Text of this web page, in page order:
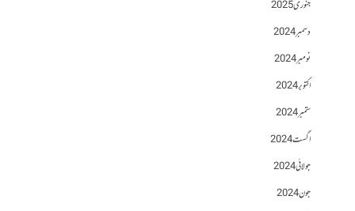
جنوری 2025
دسمبر 2024
نومبر 2024
اکتوبر 2024
ستمبر 2024
اگست 2024
جولائی 2024
جون 2024